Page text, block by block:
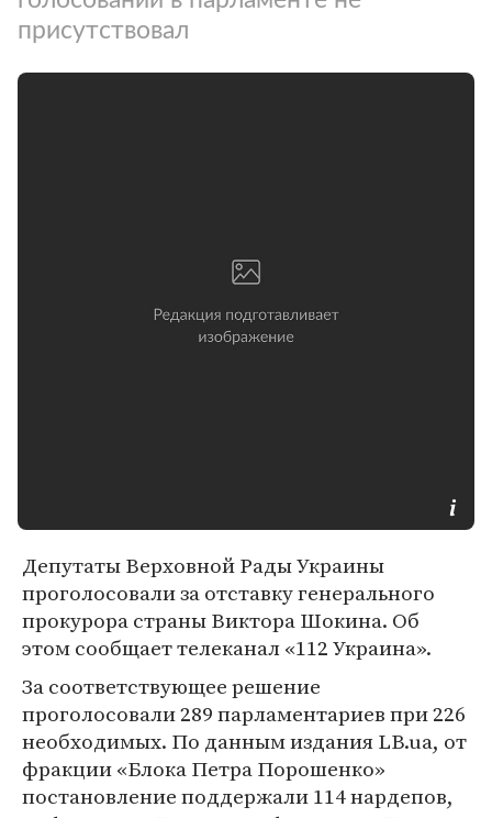
присутствовал
Депутаты Верховной Рады Украины
проголосовали за отставку генерального
прокурора страны Виктора Шокина. Об
этом сообщает телеканал «112 Украина».
За соответствующее решение
проголосовали 289 парламентариев при 226
необходимых. По данным издания LB.ua, от
фракции «Блока Петра Порошенко»
постановление поддержали 114 нардепов,